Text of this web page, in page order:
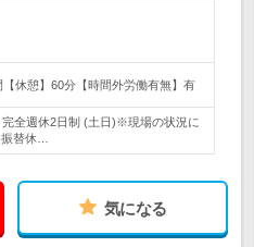
休憩】60分【時間外労働有無】有
全週休2日制 (土日)※現場の状況に
替休…
気になる